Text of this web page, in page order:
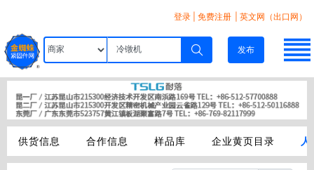
登录 免费注册 | 英文网（出口网）
发布
供货信息 合作信息 样品库 企业黄页目录